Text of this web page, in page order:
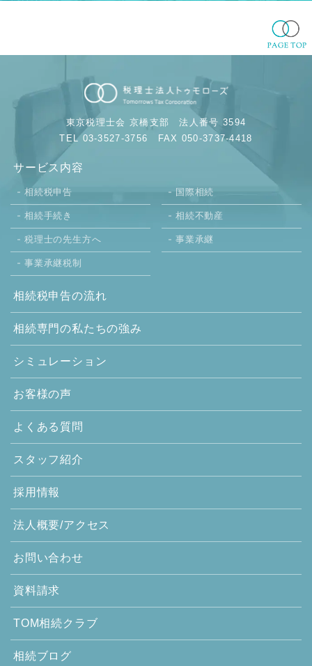
東京税理士会 京橋支部法人番号 3594
TEL 03-3527-3756 FAX 050-3737-4418
サービス内容
相続税申告 国際相続
相続手続き 相続不動産
税理士の先生方へ 事業承継
事業承継税制
相続税申告の流れ
相続専門の私たちの強み
シミュレーション
お客様の声
よくある質問
スタッフ紹介
採用情報
法人概要/アクセス
お問い合わせ
資料請求
TOM相続クラブ
相続ブログ